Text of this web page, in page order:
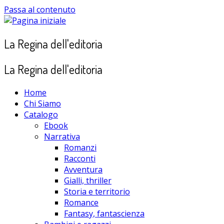
Passa al contenuto
La Regina dell'editoria
La Regina dell'editoria
Home
Chi Siamo
Catalogo
Ebook
Narrativa
Romanzi
Racconti
Avventura
Gialli, thriller
Storia e territorio
Romance
Fantasy, fantascienza